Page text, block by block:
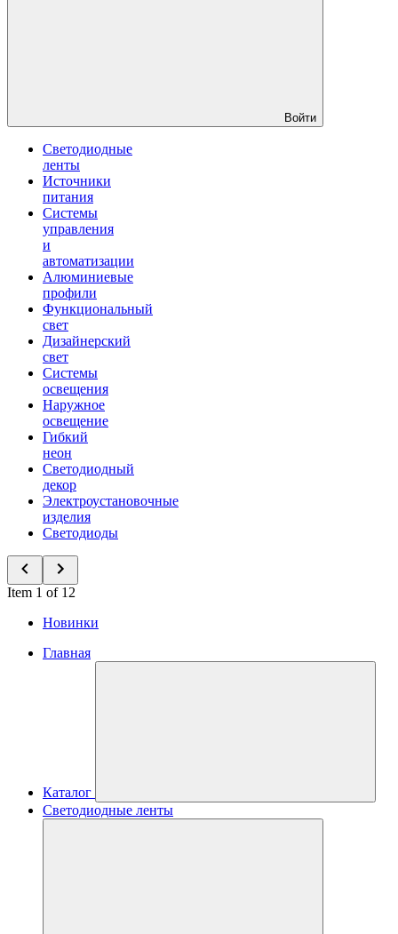
Войти
Светодиодные
ленты
Источники
питания
Системы
управления
и
автоматизации
Алюминиевые
профили
Функциональный
свет
Дизайнерский
свет
Системы
освещения
Наружное
освещение
Гибкий
неон
Светодиодный
декор
Электроустановочные
изделия
Светодиоды
Item 1 of 12
Новинки
Главная
Каталог
Светодиодные ленты